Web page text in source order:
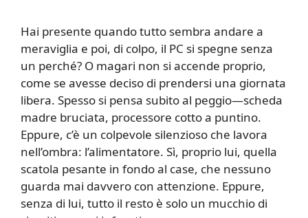
Hai presente quando tutto sembra andare a
meraviglia e poi, di colpo, il PC si spegne senza
un perché? O magari non si accende proprio,
come se avesse deciso di prendersi una giornata
libera. Spesso si pensa subito al peggio—scheda
madre bruciata, processore cotto a puntino.
Eppure, c’è un colpevole silenzioso che lavora
nell’ombra: l’alimentatore. Sì, proprio lui, quella
scatola pesante in fondo al case, che nessuno
guarda mai davvero con attenzione. Eppure,
senza di lui, tutto il resto è solo un mucchio di